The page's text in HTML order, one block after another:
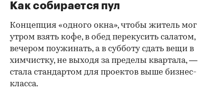
Как собирается пул
Концепция «одного окна», чтобы житель мог
утром взять кофе, в обед перекусить салатом,
вечером поужинать, а в субботу сдать вещи в
химчистку, не выходя за пределы квартала, —
стала стандартом для проектов выше бизнес-
класса.